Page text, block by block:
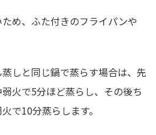
め、ふた付きのフライパンや
しと同じ鍋で蒸らす場合は、先
火で5分ほど蒸らし、その後ち
で10分蒸らします。